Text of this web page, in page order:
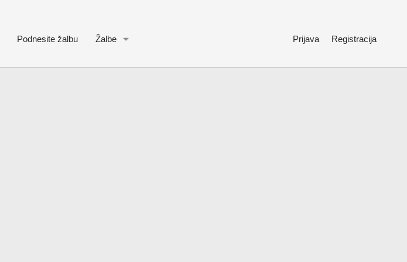
Podnesite žalbu Žalbe Prijava Registracija